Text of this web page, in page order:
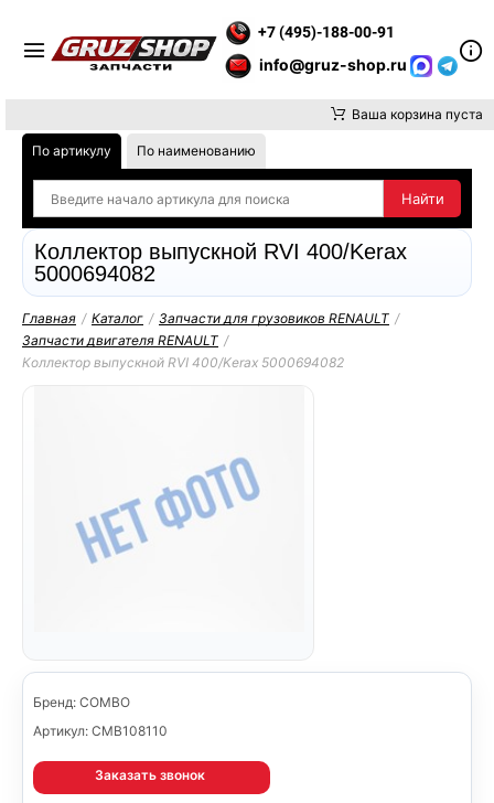
+7 (495)-188-00-91
info@gruz-shop.ru
Ваша корзина пуста
По артикулу По наименованию
Коллектор выпускной RVI 400/Kerax
5000694082
Главная / Каталог / Запчасти для грузовиков RENAULT /
Запчасти двигателя RENAULT /
Коллектор выпускной RVI 400/Kerax 5000694082
Бренд: COMBO
Артикул: CMB108110
Заказать звонок